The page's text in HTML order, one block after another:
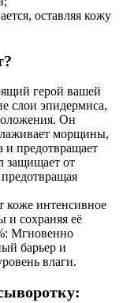
оставляя кожу
герой вашей
слои эпидермиса,
Он
морщины,
и предотвращает
защищает от
коже интенсивное
и сохраняя её
Мгновенно
барьер и
влаги.